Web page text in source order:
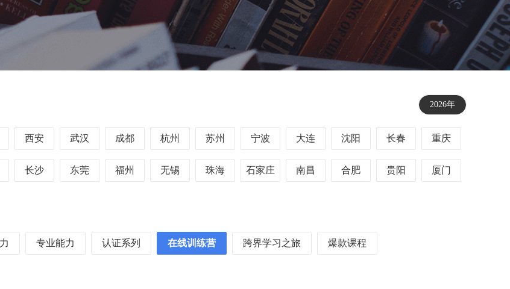
2026年
西安 武汉 成都 杭州 苏州 宁波 大连 沈阳 长春 重庆
长沙 东莞 福州 无锡 珠海 石家庄 南昌 合肥 贵阳 厦门
专业能力 认证系列 在线训练营 跨界学习之旅 爆款课程